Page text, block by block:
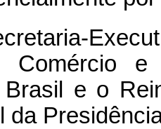
Comércio e
e o
da